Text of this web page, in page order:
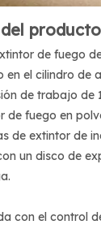
de fuego
en el cilindro de
de trabajo de
de fuego en
de extintor de
un disco de
con el control